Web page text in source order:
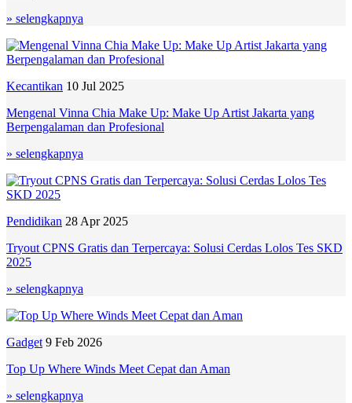
» selengkapnya
Kecantikan 10 Jul 2025
Mengenal Vinna Chia Make Up: Make Up Artist Jakarta yang
Berpengalaman dan Profesional
» selengkapnya
Pendidikan 28 Apr 2025
Tryout CPNS Gratis dan Terpercaya: Solusi Cerdas Lolos Tes SKD
2025
» selengkapnya
Gadget 9 Feb 2026
Top Up Where Winds Meet Cepat dan Aman
» selengkapnya